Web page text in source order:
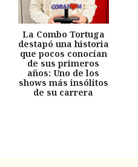
La Combo Tortuga
destapó una historia
que pocos conocían
de sus primeros
años: Uno de los
shows más insólitos
de su carrera